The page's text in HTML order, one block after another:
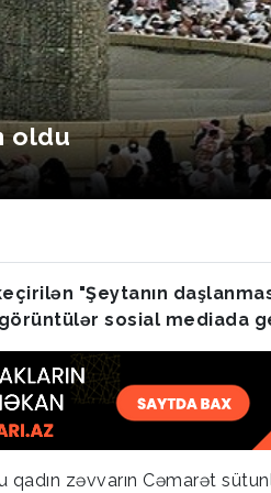
oldu
"Şeytanın
sosial mediada
zəvvarın Cəmarət